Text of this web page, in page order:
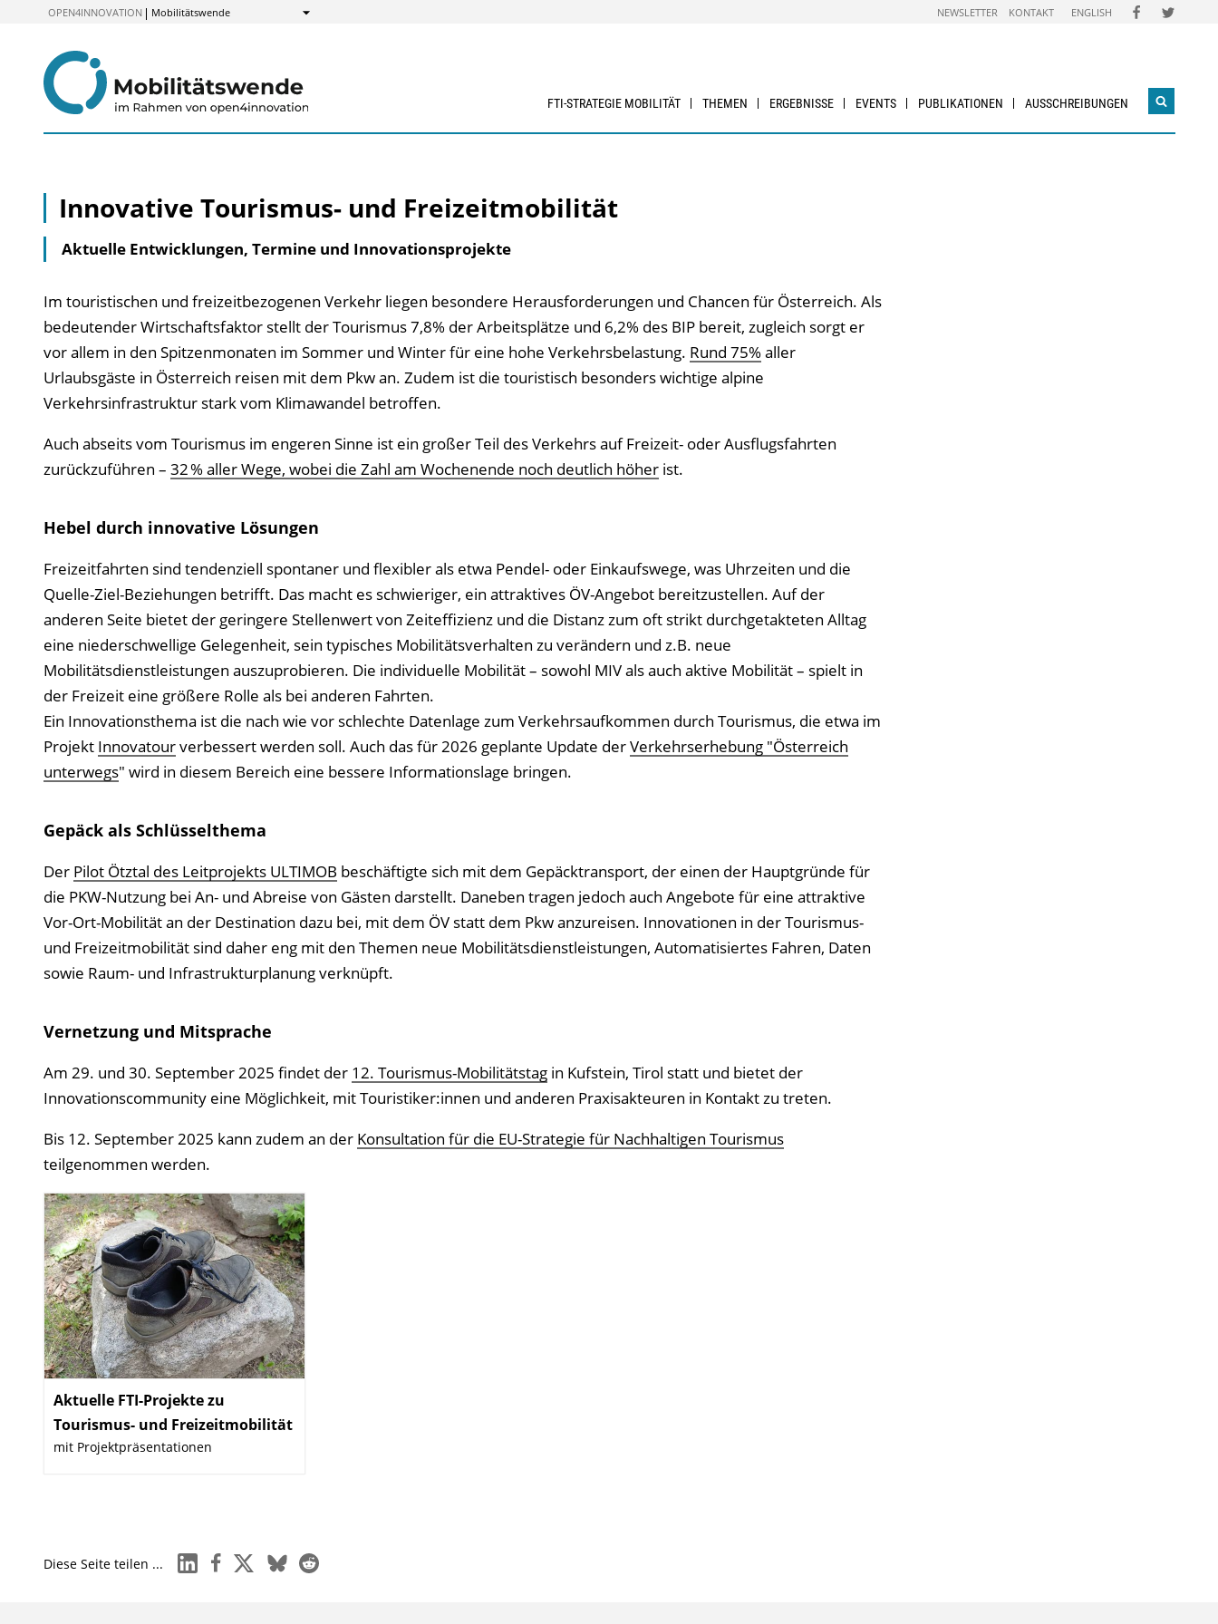
OPEN4INNOVATION Mobilitätswende
Anzeigen
NEWSLETTER KONTAKT ENGLISH FOLGEN
SIE
FOLGEN
SIE
FTI-STRATEGIE MOBILITÄT THEMEN ERGEBNISSE EVENTS PUBLIKATIONEN AUSSCHREIBUNGEN
Innovative Tourismus- und Freizeitmobilität
Aktuelle Entwicklungen, Termine und Innovationsprojekte
Im touristischen und freizeitbezogenen Verkehr liegen besondere Herausforderungen und Chancen für Österreich. Als
bedeutender Wirtschaftsfaktor stellt der Tourismus 7,8% der Arbeitsplätze und 6,2% des BIP bereit, zugleich sorgt er
vor allem in den Spitzenmonaten im Sommer und Winter für eine hohe Verkehrsbelastung. Rund 75%aller
Urlaubsgäste in Österreich reisen mit dem Pkw an. Zudem ist die touristisch besonders wichtige alpine
Verkehrsinfrastruktur stark vom Klimawandel betroffen.
Auch abseits vom Tourismus im engeren Sinne ist ein großer Teil des Verkehrs auf Freizeit- oder Ausflugsfahrten
zurückzuführen – 32 % aller Wege, wobei die Zahl am Wochenende noch deutlich höherist.
Hebel durch innovative Lösungen
Freizeitfahrten sind tendenziell spontaner und flexibler als etwa Pendel- oder Einkaufswege, was Uhrzeiten und die
Quelle-Ziel-Beziehungen betrifft. Das macht es schwieriger, ein attraktives ÖV-Angebot bereitzustellen. Auf der
anderen Seite bietet der geringere Stellenwert von Zeiteffizienz und die Distanz zum oft strikt durchgetakteten Alltag
eine niederschwellige Gelegenheit, sein typisches Mobilitätsverhalten zu verändern und z.B. neue
Mobilitätsdienstleistungen auszuprobieren. Die individuelle Mobilität – sowohl MIV als auch aktive Mobilität – spielt in
der Freizeit eine größere Rolle als bei anderen Fahrten.
Ein Innovationsthema ist die nach wie vor schlechte Datenlage zum Verkehrsaufkommen durch Tourismus, die etwa im
Projekt Innovatourverbessert werden soll. Auch das für 2026 geplante Update derVerkehrserhebung "Österreich
unterwegs" wird in diesem Bereich eine bessere Informationslage bringen.
Gepäck als Schlüsselthema
Der Pilot Ötztal des Leitprojekts ULTIMOB beschäftigte sich mit dem Gepäcktransport, der einen der Hauptgründe für
die PKW-Nutzung bei An- und Abreise von Gästen darstellt. Daneben tragen jedoch auch Angebote für eine attraktive
Vor-Ort-Mobilität an der Destination dazu bei, mit dem ÖV statt dem Pkw anzureisen. Innovationen in der Tourismus-
und Freizeitmobilität sind daher eng mit den Themen neue Mobilitätsdienstleistungen, Automatisiertes Fahren, Daten
sowie Raum- und Infrastrukturplanung verknüpft.
Vernetzung und Mitsprache
Am 29. und 30. September 2025 findet der 12. Tourismus-Mobilitätstagin Kufstein, Tirol statt und bietet der
Innovationscommunity eine Möglichkeit, mit Touristiker:innen und anderen Praxisakteuren in Kontakt zu treten.
Bis 12. September 2025 kann zudem an der Konsultation für die EU-Strategie für Nachhaltigen Tourismus
teilgenommen werden.
Aktuelle FTI-Projekte zu
Tourismus- und Freizeitmobilität:
mit Projektpräsentationen
Diese Seite teilen ... linkedinfacebook
x blueskyreddit